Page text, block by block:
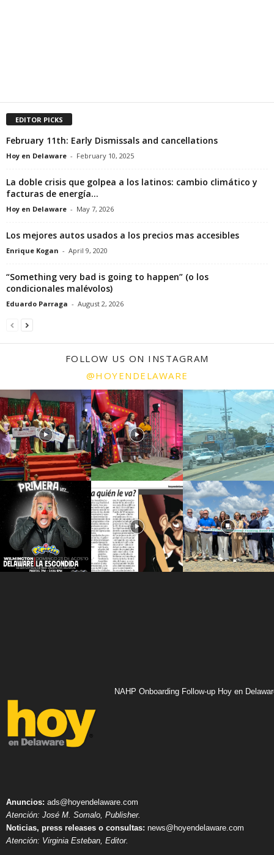
EDITOR PICKS
February 11th: Early Dismissals and cancellations
Hoy en Delaware - February 10, 2025
La doble crisis que golpea a los latinos: cambio climático y
facturas de energía...
Hoy en Delaware - May 7, 2026
Los mejores autos usados a los precios mas accesibles
Enrique Kogan - April 9, 2020
“Something very bad is going to happen” (o los
condicionales malévolos)
Eduardo Parraga - August 2, 2026
FOLLOW US ON INSTAGRAM
@HOYENDELAWARE
NAHP Onboarding Follow-up Hoy en
Anuncios: ads@hoyendelaware.com
Atención: José M. Somalo, Publisher.
Noticias, press releases o consultas: news@hoyendelaware.com
Atención: Virginia Esteban, Editor.